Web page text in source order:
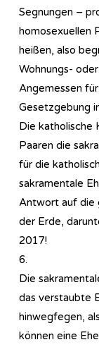
Segnungen –
homosexuellen
heißen, also
Wohnungs-
Angemessen
Gesetzgebung
Die katholische
Paaren die
für die
sakramentale
Antwort auf die
der Erde,
2017!
6.
Die
das verstaubte
hinwegfegen,
können eine